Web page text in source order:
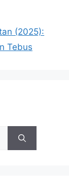
(2025):
Tebus